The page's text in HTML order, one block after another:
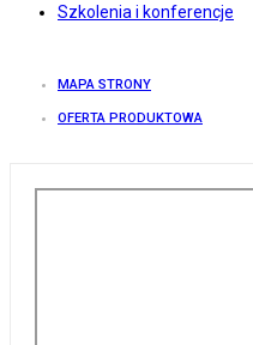
Szkolenia i konferencje
MAPA STRONY
OFERTA PRODUKTOWA